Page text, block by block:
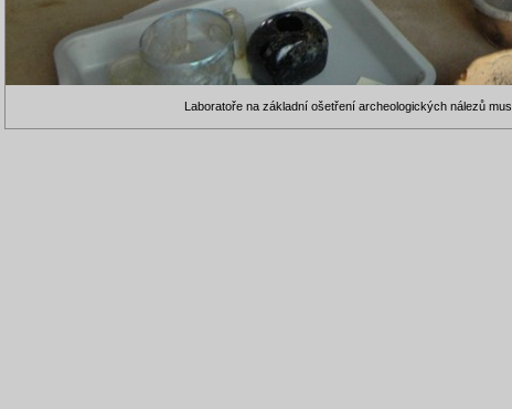
Laboratoře na základní ošetření archeologických nálezů